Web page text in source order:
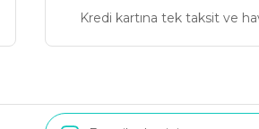
Kredi kartına tek taksit ve